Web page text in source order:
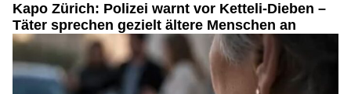
Kapo Zürich: Polizei warnt vor Ketteli-Dieben –
Täter sprechen gezielt ältere Menschen an